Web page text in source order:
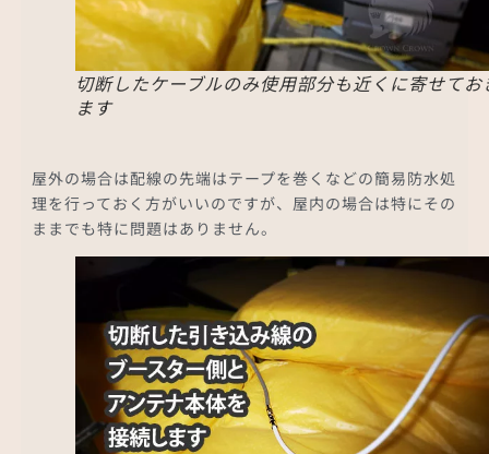
切断したケーブルのみ使用部分も近くに寄せてお
ます
屋外の場合は配線の先端はテープを巻くなどの簡易防水処
理を行っておく方がいいのですが、屋内の場合は特にその
ままでも特に問題はありません。